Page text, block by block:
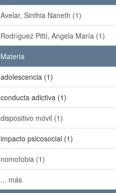
Avelar, Sinthia Naneth (1)
Rodríguez Pittí, Angela María (1)
Materia
adolescencia (1)
conducta adictiva (1)
dispositivo móvil (1)
impacto psicosocial (1)
nomofobia (1)
... más